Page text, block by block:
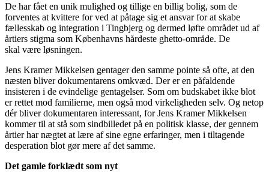
De har fået en unik mulighed og tillige en billig bolig, som de
forventes at kvittere for ved at påtage sig et ansvar for at skabe
fællesskab og integration i Tingbjerg og dermed løfte området ud af
årtiers stigma som Københavns hårdeste ghetto-område. De
skal være løsningen.
Jens Kramer Mikkelsen gentager den samme pointe så ofte, at den
næsten bliver dokumentarens omkvæd. Der er en påfaldende
insisteren i de evindelige gentagelser. Som om budskabet ikke blot
er rettet mod familierne, men også mod virkeligheden selv. Og netop
dér bliver dokumentaren interessant, for Jens Kramer Mikkelsen
kommer til at stå som sindbilledet på en politisk klasse, der gennem
årtier har nægtet at lære af sine egne erfaringer, men i tiltagende
desperation blot gør mere af det samme.
Det gamle forklædt som nyt